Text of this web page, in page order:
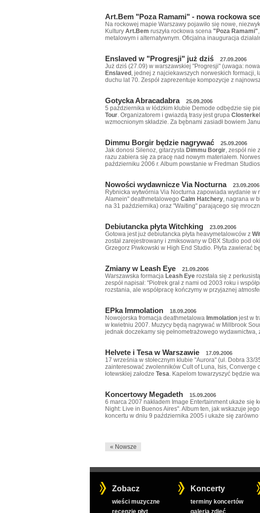
Art.Bem "Poza Ramami" - nowa rockowa
Na rockowej mapie Warszawy pojawiło się nowe,
Kultury Art.Bem ruszyła rockowa scena "Poza Ramami"
metalowym i alternatywnym. Oficjalna inauguracja
Enslaved w "Progresji" już dziś 27.09.2006
Już dziś (27.09) w warszawskiej "Progresji" (uwaga:
Enslaved , jednej z najciekawszych norweskich formacji,
duchu lat 70. Zespół zaprezentuje kompozycje z
Gotycka Abracadabra 25.09.2006
5 października w łódzkim klubie Demode odbędzie się
Tour. Organizatorem i gwiazdą trasy jest grupa
wzmocnionym składzie. Za bębnami zasiadł bowiem
Dimmu Borgir będzie nagrywać 25.09.2006
Jak donosi Silenoz, gitarzysta Dimmu Borgir, zespół nie
razu zabiera się za pracę nad nowym materiałem.
październiku 2006 r. Album powstanie w Fredman
Nowości wydawnicze Via Nocturna 23.09.2006
Rybnicka wytwórnia Via Nocturna zapowiada wydanie w
Alamein" deathmetalowego Calm Hatchery, nagrana w
na 31 października) oraz "Waiting" parającego się
Debiutancka płyta Witchking 23.09.2006
Gotowa jest już debiutancka płyta heavymetalowców z
został zarejestrowany i zmiksowany w DBX Studio pod
Grzegorz Piwkowski w High End Studio. Płyta zawierać
Zmiany w Leash Eye 21.09.2006
Warszawska formacja Leash Eye rozstała się z
zespół napisał: "Piotrek grał z nami od 2003 roku i
rozstania, ale współpracę kończymy w przyjaznej
EPka Immolation 18.09.2006
Nowojorska fromacja deathmetalowa Immolation jest w
w kwietniu 2007. Muzycy będą nagrywać w Millbrook
jednak doczekamy się pełnometrażowego wydawnictwa,
Helvete i Tesa w Warszawie 17.09.2006
17 września w stołecznym klubie "Aurora" (ul. Dobra 33/
zainteresować zwolenników Cult of Luna, Isis, Converge
łotewskiej załodze Tesa. Kapelom towarzyszyć będzie
Koncertowy Megadeth 15.09.2006
6 marca 2007 nakładem Image Entertainment ukaże się
Night: Live in Buenos Aires". Album ten, jak wskazuje
koncertu w dniu 9 października 2005 i ukaże się
« Nowsze
Zobacz
wieści muzyczne
recenzje płyt
Koncerty
terminy koncertów
galeria zdjęć